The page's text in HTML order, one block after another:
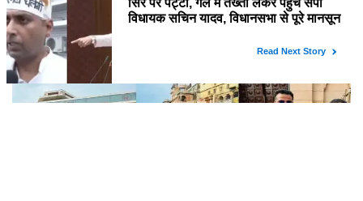
सिर पर पट्टी, गले में तख्ती लेकर पहुंचे सपा विधायक सचिन यादव, विधानसभा से पूरे मानसून सत्र के
लिए किया गया निलंबित